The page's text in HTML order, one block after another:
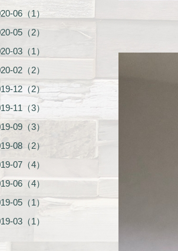
06（1）
05（2）
03（1）
02（2）
12（2）
11（3）
09（3）
08（2）
07（4）
06（4）
05（1）
03（1）